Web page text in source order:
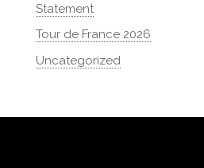
Statement
Tour de France 2026
Uncategorized